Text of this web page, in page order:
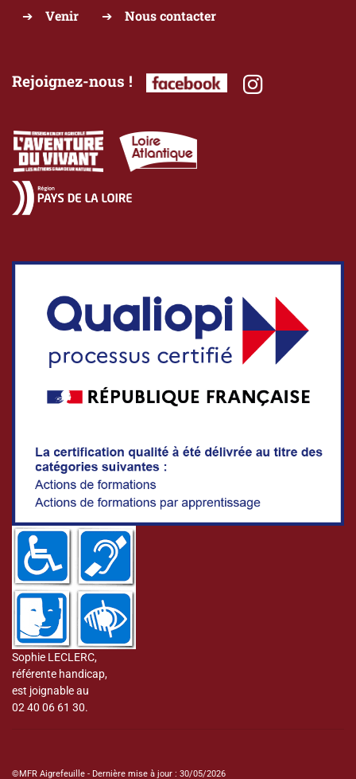
Venir Nous contacter
Rejoignez-nous !
Sophie LECLERC,
référente handicap,
est joignable au
02 40 06 61 30.
©MFR Aigrefeuille - Dernière mise à jour : 30/05/2026